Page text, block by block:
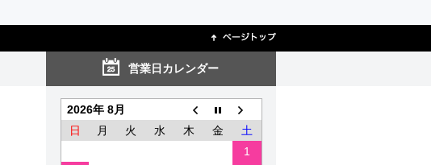
営業日カレンダー
2026年 8月
日
月 火 水 木 金
土
1